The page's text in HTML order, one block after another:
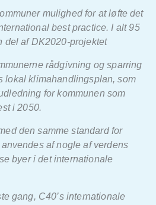
mulighed for at løfte det
best practice. I alt 95
del af DK2020-projektet
rådgivning og sparring
lokal klimahandlingsplan, som
for kommunen som
i 2050.
den samme standard for
af nogle af verdens
byer i det internationale
gang, C40’s internationale